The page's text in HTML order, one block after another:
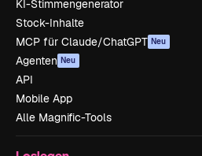
KI-Stimmengenerator
Stock-Inhalte
MCP für Claude/ChatGPT Neu
Agenten Neu
API
Mobile App
Alle Magnific-Tools